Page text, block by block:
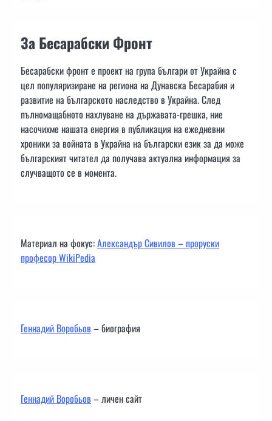
За Бесарабски Фронт
Бесарабски фронт е проект на група българи от Украйна с
цел популяризиране на региона на Дунавска Бесарабия и
развитие на българското наследство в Украйна. След
пълномащабното нахлуване на държавата-грешка, ние
насочихме нашата енергия в публикация на ежедневни
хроники за войната в Украйна на български език за да може
българският читател да получава актуална информация за
случващото се в момента.
Материал на фокус:Александър Сивилов – проруски
професор WikiPedia
Геннадий Воробьов– биография
Геннадий Воробьов– личен сайт